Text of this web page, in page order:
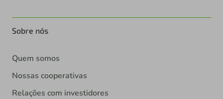
Sobre nós
Quem somos
Nossas cooperativas
Relações com investidores